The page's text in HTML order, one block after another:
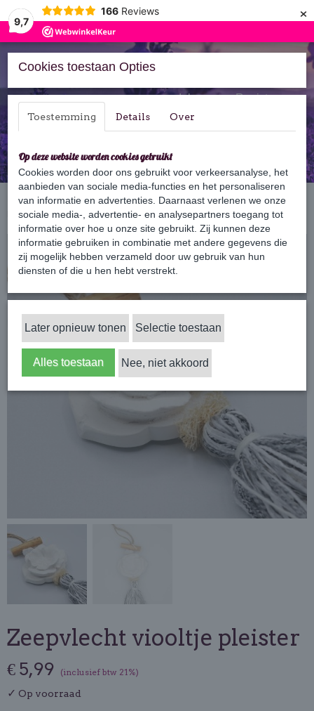
9,7
166 Reviews ×
Inloggen Registreren
Home › Cadeaus & Geschenksets › Zeepketting › Zeepvlecht viooltje
pleister
Zeepvlecht viooltje pleister
€ 5,99 (inclusief btw 21%)
✓ Op voorraad
Cookies toestaan Opties
Toestemming Details Over
Op deze website worden cookies gebruikt
Cookies worden door ons gebruikt voor verkeersanalyse, het
aanbieden van sociale media-functies en het personaliseren
van informatie en advertenties. Daarnaast verlenen we onze
sociale media-, advertentie- en analysepartners toegang tot
informatie over hoe u onze site gebruikt. Zij kunnen deze
informatie gebruiken in combinatie met andere gegevens die
zij mogelijk hebben verzameld door uw gebruik van hun
diensten of die u hen hebt verstrekt.
Later opnieuw tonen Selectie toestaan
Alles toestaan Nee, niet akkoord